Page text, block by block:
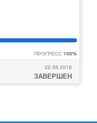
ПРОГРЕСС 100%
22.08.2018
ЗАВЕРШЕН